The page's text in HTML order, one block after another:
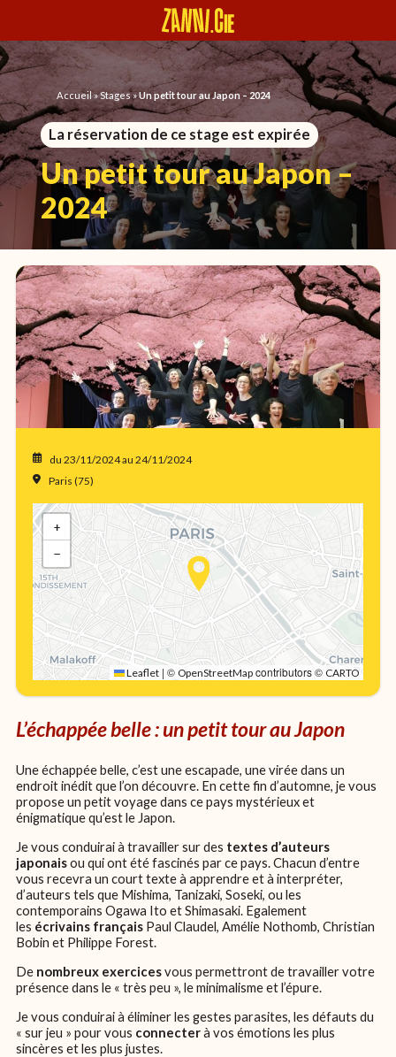
Accueil»Stages»Un petit tour au Japon – 2024
La réservation de ce stage est expirée
Un petit tour au Japon –
2024
du 23/11/2024au 24/11/2024
Paris (75)
+
−
Leaflet | ©OpenStreetMap contributors © CARTO
L’échappée belle : un petit tour au Japon
Une échappée belle, c’est une escapade, une virée dans un
endroit inédit que l’on découvre. En cette fin d’automne, je vous
propose un petit voyage dans ce pays mystérieux et
énigmatique qu’est le Japon.
Je vous conduirai à travailler sur des textes d’auteurs
japonaisou qui ont été fascinés par ce pays. Chacun d’entre
vous recevra un court texte à apprendre et à interpréter,
d’auteurs tels que Mishima, Tanizaki, Soseki, ou les
contemporains Ogawa Ito et Shimasaki. Egalement
les écrivains français Paul Claudel, Amélie Nothomb, Christian
Bobin et Philippe Forest.
De nombreux exercicesvous permettront de travailler votre
présence dans le « très peu », le minimalisme et l’épure.
Je vous conduirai à éliminer les gestes parasites, les défauts du
« sur jeu » pour vous connecterà vos émotions les plus
sincères et les plus justes.
Panneau de gestion des cookies